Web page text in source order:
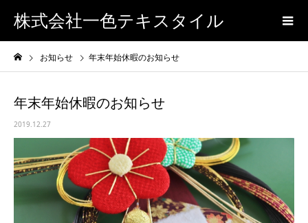
株式会社一色テキスタイル
お知らせ 年末年始休暇のお知らせ
年末年始休暇のお知らせ
2019.12.27